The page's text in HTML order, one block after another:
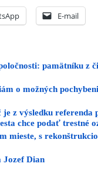
. RSS 2.0
. Both